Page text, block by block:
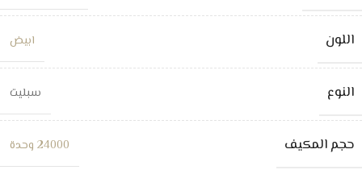
اللون ابيض
النوع سبليت
حجم المكيف 24000 وحدة